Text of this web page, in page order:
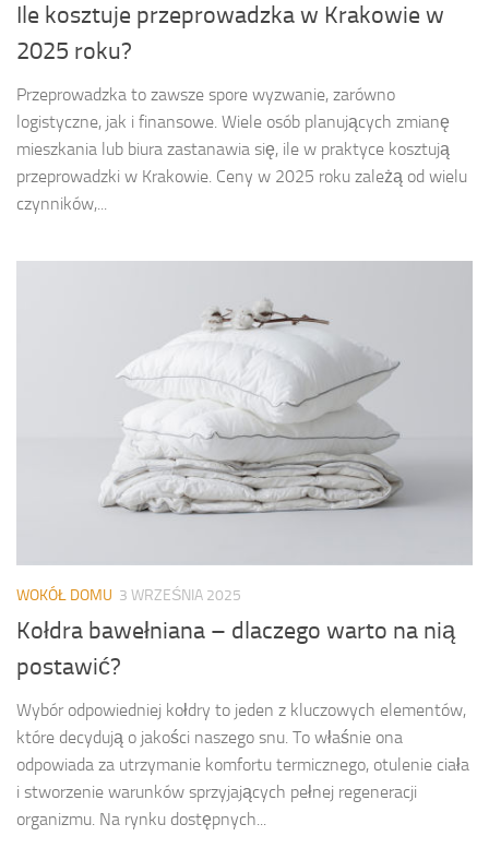
Ile kosztuje przeprowadzka w Krakowie w
2025 roku?
Przeprowadzka to zawsze spore wyzwanie, zarówno
logistyczne, jak i finansowe. Wiele osób planujących zmianę
mieszkania lub biura zastanawia się, ile w praktyce kosztują
przeprowadzki w Krakowie. Ceny w 2025 roku zależą od wielu
czynników,...
WOKÓŁ DOMU 3 WRZEŚNIA 2025
Kołdra bawełniana – dlaczego warto na nią
postawić?
Wybór odpowiedniej kołdry to jeden z kluczowych elementów,
które decydują o jakości naszego snu. To właśnie ona
odpowiada za utrzymanie komfortu termicznego, otulenie ciała
i stworzenie warunków sprzyjających pełnej regeneracji
organizmu. Na rynku dostępnych...